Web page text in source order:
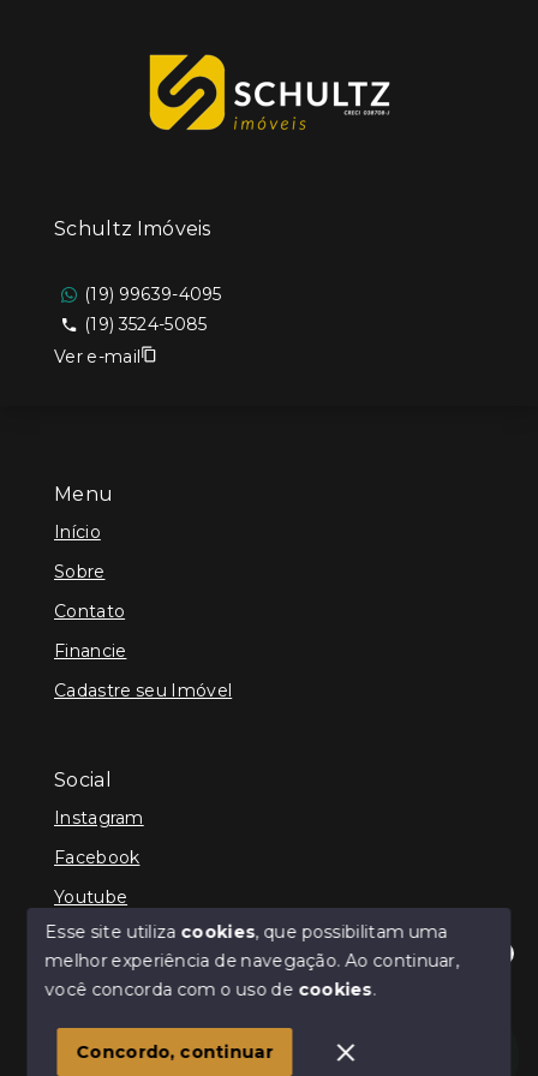
Olá! Estamos disponíveis para te ajudar.
Menu
Início
Sobre
Contato
Financie
Cadastre seu Imóvel
Social
Instagram
Facebook
Youtube
© Copyright 2026 - Schultz Imóveis - Todos os direitos
SITE PARA IMOBILIARIA
Schultz Imóveis
(19) 99639-4095
(19) 3524-5085
Ver e-mail
Esse site utiliza cookies, que possibilitam uma
melhor experiência de navegação.Ao continuar,
você concorda com o uso de cookies.
Concordo, continuar